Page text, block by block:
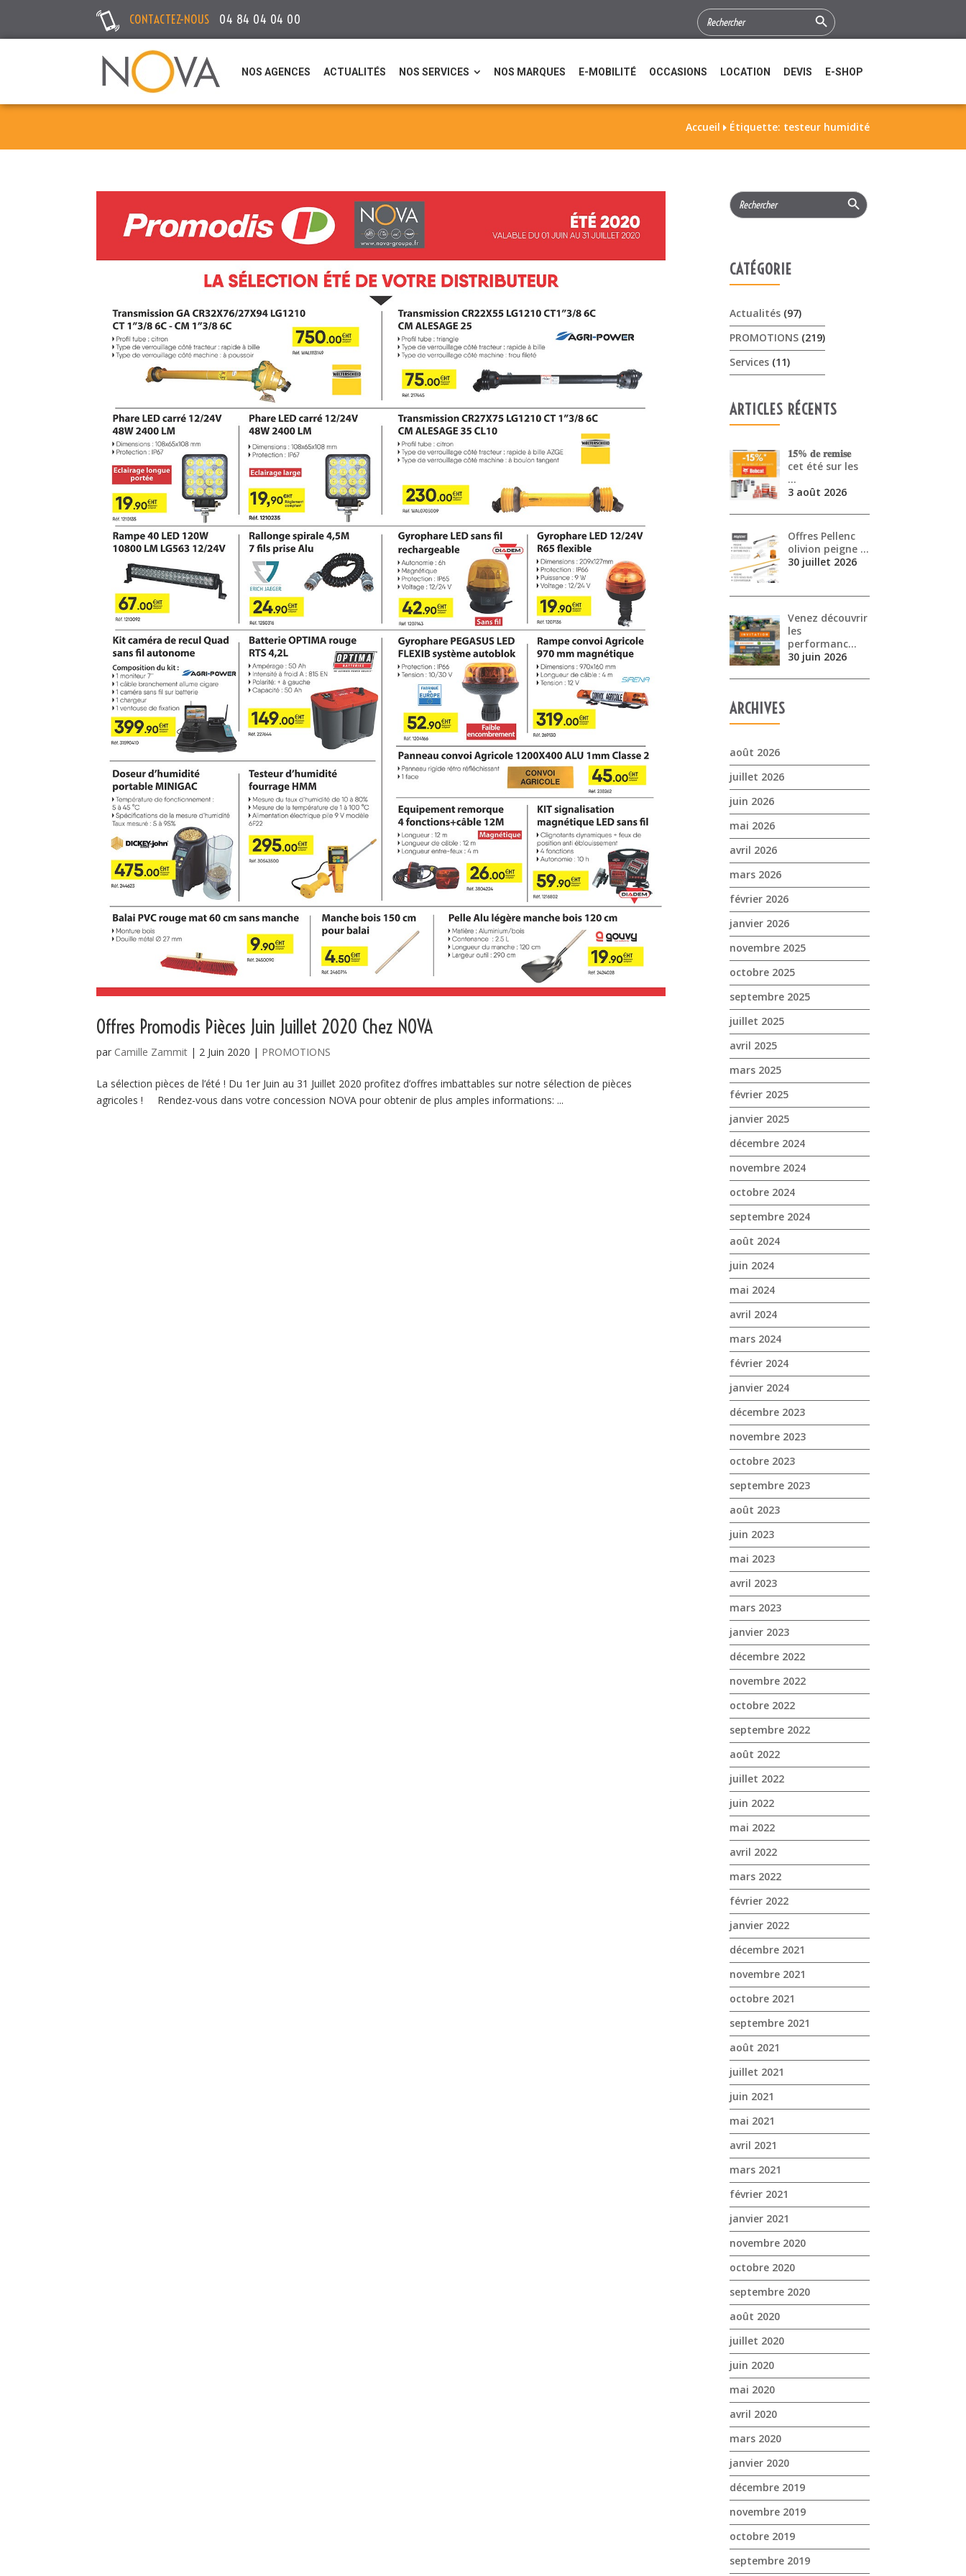
CONTACTEZ-NOUS 04 84 04 04 00
SEARCH
FOR:
Search Button
NOS AGENCES ACTUALITÉS NOS SERVICES NOS MARQUES E-MOBILITÉ OCCASIONS LOCATION DEVIS E-SHOP
Accueil  Étiquette: testeur humidité
Offres Promodis Pièces Juin Juillet 2020 Chez NOVA
par Camille Zammit | 2 Juin 2020 | PROMOTIONS
La sélection pièces de l’été ! Du 1er Juin au 31 Juillet 2020 profitez d’offres imbattables sur notre sélection de pièces
agricoles ! Rendez-vous dans votre concession NOVA pour obtenir de plus amples informations: ...
Search
for:
Search Button
CATÉGORIE
Actualités (97)
PROMOTIONS (219)
Services (11)
ARTICLES RÉCENTS
𝟏𝟓% 𝐝𝐞 𝐫𝐞𝐦𝐢𝐬𝐞
cet été sur les
…
3 août 2026
Offres Pellenc
olivion peigne …
30 juillet 2026
Venez découvrir
les
performanc…
30 juin 2026
ARCHIVES
août 2026
juillet 2026
juin 2026
mai 2026
avril 2026
mars 2026
février 2026
janvier 2026
novembre 2025
octobre 2025
septembre 2025
juillet 2025
avril 2025
mars 2025
février 2025
janvier 2025
décembre 2024
novembre 2024
octobre 2024
septembre 2024
août 2024
juin 2024
mai 2024
avril 2024
mars 2024
février 2024
janvier 2024
décembre 2023
novembre 2023
octobre 2023
septembre 2023
août 2023
juin 2023
mai 2023
avril 2023
mars 2023
janvier 2023
décembre 2022
novembre 2022
octobre 2022
septembre 2022
août 2022
juillet 2022
juin 2022
mai 2022
avril 2022
mars 2022
février 2022
janvier 2022
décembre 2021
novembre 2021
octobre 2021
septembre 2021
août 2021
juillet 2021
juin 2021
mai 2021
avril 2021
mars 2021
février 2021
janvier 2021
novembre 2020
octobre 2020
septembre 2020
août 2020
juillet 2020
juin 2020
mai 2020
avril 2020
mars 2020
janvier 2020
décembre 2019
novembre 2019
octobre 2019
septembre 2019